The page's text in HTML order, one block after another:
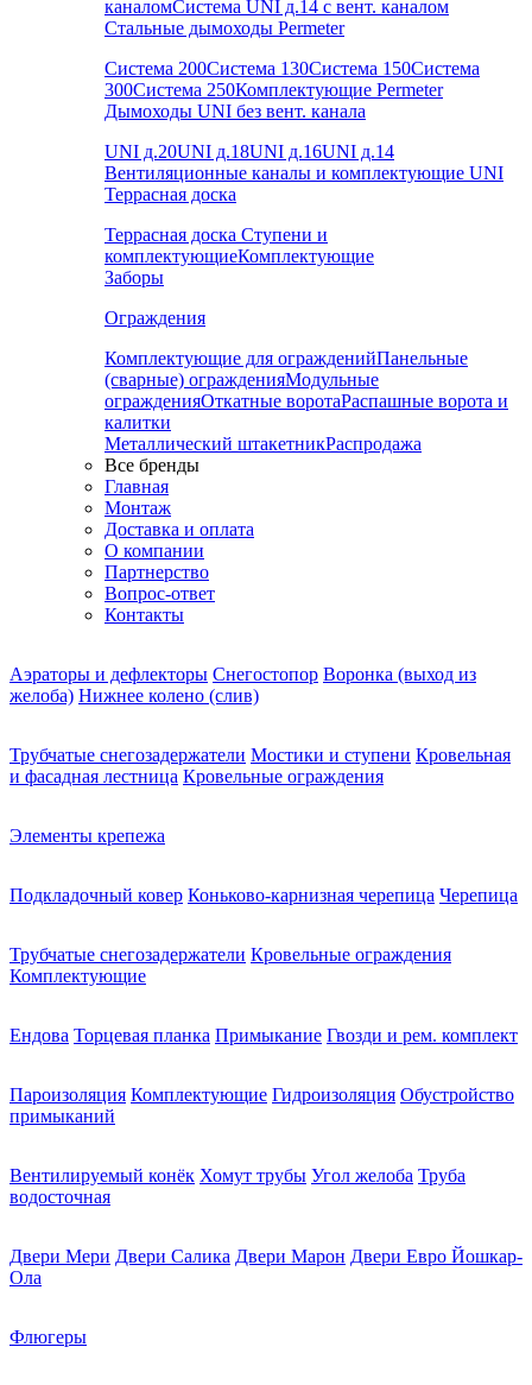
каналомСистема UNI д.14 с вент. каналом
Стальные дымоходы Permeter
Система 200Система 130Система 150Система
300Система 250Комплектующие Permeter
Дымоходы UNI без вент. канала
UNI д.20UNI д.18UNI д.16UNI д.14
Вентиляционные каналы и комплектующие UNI
Террасная доска
Террасная доска Ступени и
комплектующиеКомплектующие
Заборы
Ограждения
Комплектующие для огражденийПанельные
(сварные) огражденияМодульные
огражденияОткатные воротаРаспашные ворота и
калитки
Металлический штакетникРаспродажа
Все бренды
Главная
Монтаж
Доставка и оплата
О компании
Партнерство
Вопрос-ответ
Контакты
Аэраторы и дефлекторы Снегостопор Воронка (выход из
желоба) Нижнее колено (слив)
Трубчатые снегозадержатели Мостики и ступени Кровельная
и фасадная лестница Кровельные ограждения
Элементы крепежа
Подкладочный ковер Коньково-карнизная черепица Черепица
Трубчатые снегозадержатели Кровельные ограждения
Комплектующие
Ендова Торцевая планка Примыкание Гвозди и рем. комплект
Пароизоляция Комплектующие Гидроизоляция Обустройство
примыканий
Вентилируемый конёк Хомут трубы Угол желоба Труба
водосточная
Двери Мери Двери Салика Двери Марон Двери Евро Йошкар-
Ола
Флюгеры